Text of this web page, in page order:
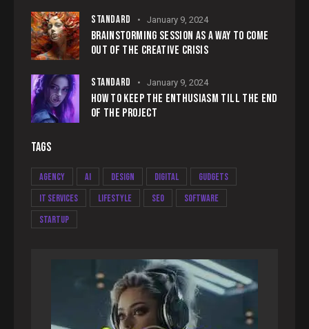
STANDARD January 9, 2024
BRAINSTORMING SESSION AS A WAY TO COME
OUT OF THE CREATIVE CRISIS
STANDARD January 9, 2024
HOW TO KEEP THE ENTHUSIASM TILL THE END
OF THE PROJECT
TAGS
Agency AI Design Digital
Gudgets
IT services
Lifestyle Seo
Software
Startup